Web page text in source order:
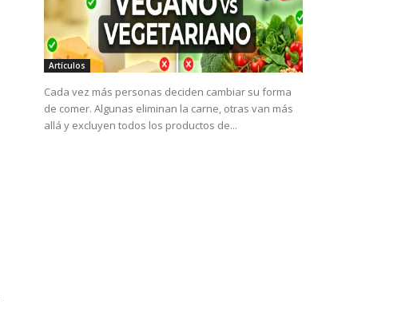
Artículos
Cada vez más personas deciden cambiar su forma
de comer. Algunas eliminan la carne, otras van más
allá y excluyen todos los productos de...